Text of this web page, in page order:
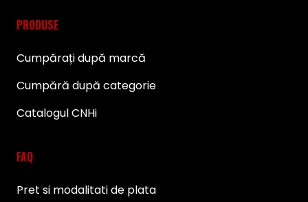
PRODUSE
Cumpărați după marcă
Cumpără după categorie
Catalogul CNHi
FAQ
Pret si modalitati de plata